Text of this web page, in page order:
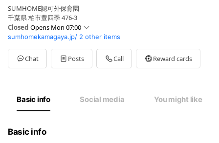
SUMHOME認可外保育園
千葉県 柏市豊四季 476-3
Closed Opens Mon 07:00
SunClosed
Mon07:00 - 19:00
Tue07:00 - 19:00
Wed07:00 - 19:00
07:00 - 18:00
sumhomekamagaya.jp/ 2 other items
Chat Posts Call Reward cards
Basic info Social media You might like
Basic info